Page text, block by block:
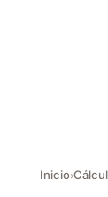
Inicio